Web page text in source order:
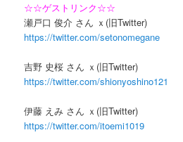
☆☆ゲストリンク☆☆
瀬戸口 俊介 さん ｘ(旧Twitter)
https://twitter.com/setonomegane
吉野 史桜 さん ｘ(旧Twitter)
https://twitter.com/shionyoshino121
伊藤 えみ さん ｘ(旧Twitter)
https://twitter.com/itoemi1019